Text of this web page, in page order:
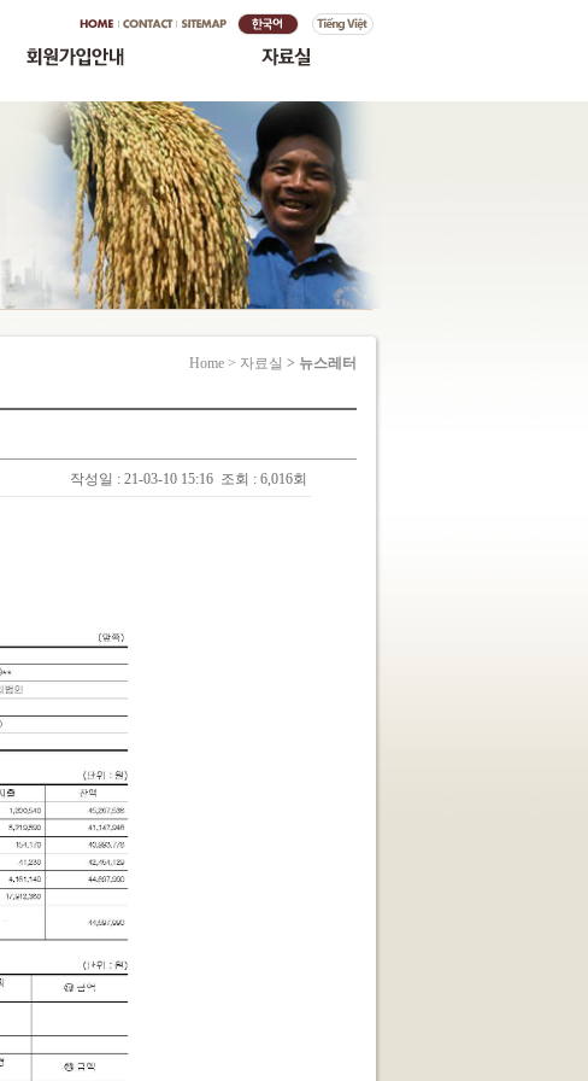
Home > 자료실 > 뉴스레터
작성일 : 21-03-10 15:16 조회 : 6,016회